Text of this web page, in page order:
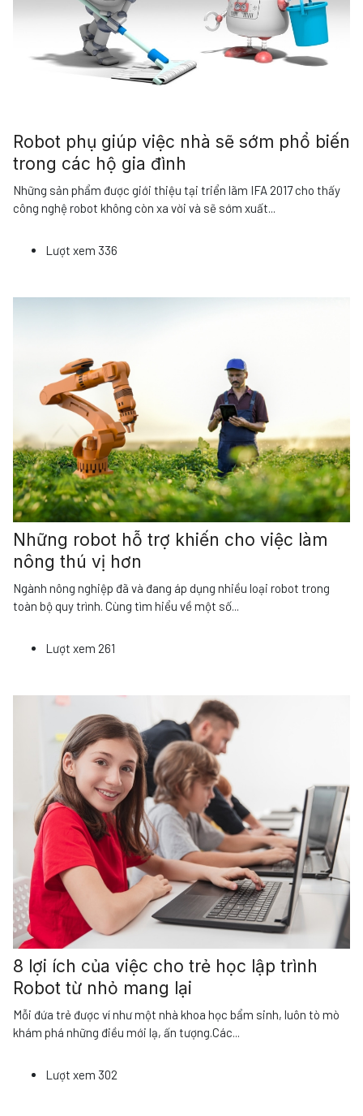
Robot phụ giúp việc nhà sẽ sớm phổ biến
trong các hộ gia đình
Những sản phẩm được giới thiệu tại triển lãm IFA 2017 cho thấy
công nghệ robot không còn xa vời và sẽ sớm xuất
Lượt xem 336
Những robot hỗ trợ khiến cho việc làm
nông thú vị hơn
Ngành nông nghiệp đã và đang áp dụng nhiều loại robot trong
toàn bộ quy trình. Cùng tìm hiểu về một số...
Lượt xem 261
8 lợi ích của việc cho trẻ học lập trình
Robot từ nhỏ mang lại
Mỗi đứa trẻ được ví như một nhà khoa học bẩm sinh, luôn tò mò
khám phá những điều mới lạ, ấn tượng.Các...
Lượt xem 302